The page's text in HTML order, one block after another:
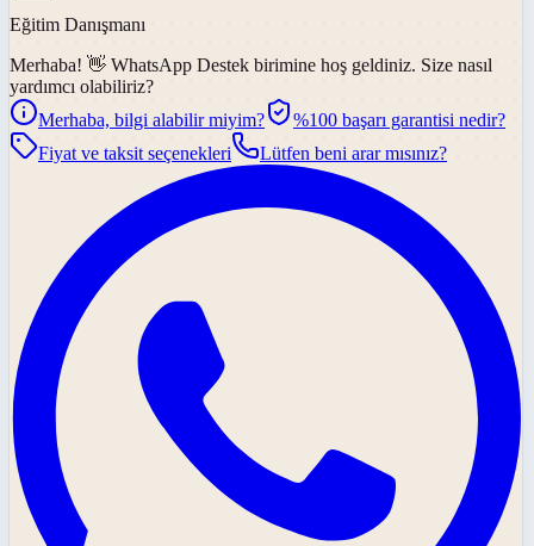
Eğitim Danışmanı
Merhaba! 👋 WhatsApp Destek birimine hoş geldiniz. Size nasıl
yardımcı olabiliriz?
Merhaba, bilgi alabilir miyim?
%100 başarı garantisi nedir?
Fiyat ve taksit seçenekleri
Lütfen beni arar mısınız?